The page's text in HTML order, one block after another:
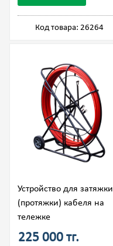
Код товара: 26264
Устройство для затяжки
(протяжки) кабеля на
тележке
225 000 тг.